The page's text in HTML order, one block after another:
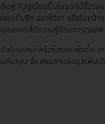
อิ่มฟู ผิวดูเรียบขึ้นในจุดที่มีริ้วรอ
องแก้มลึก ร่องใต้ตา หรือใบหน้า
บุคลากรที่มีความรู้ด้านการดูแล
จในรูปหน้าหรือริ้วรอยเพิ่มขึ้น
มกับคุณ 👍 สอบถามข้อมูลเพิ่ม